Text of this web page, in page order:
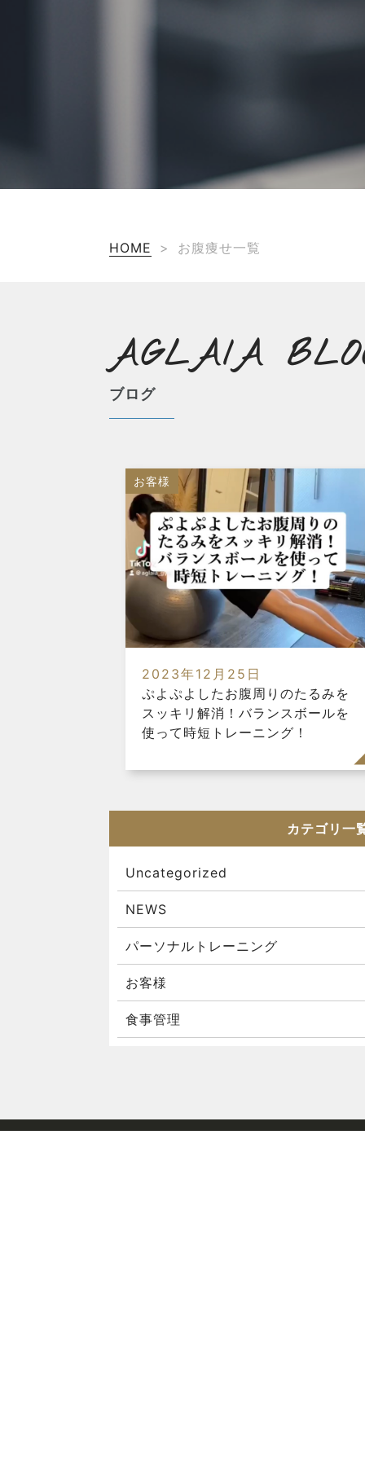
HOME > お腹痩せ一覧
AGLAIA
ブログ
お客様
2023年12月25日
ぷよぷよしたお腹周りのたるみを
スッキリ解消！バランスボールを
使って時短トレーニング！
カテゴリ一
Uncategorized
NEWS
パーソナルトレーニング
お客様
食事管理